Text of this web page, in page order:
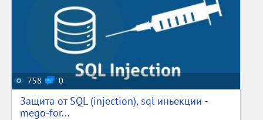
758 0
Защита от SQL (injection), sql иньекции -
mego-for...